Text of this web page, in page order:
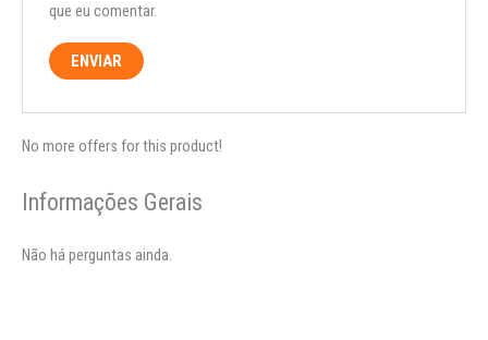
que eu comentar.
No more offers for this product!
Informações Gerais
Não há perguntas ainda.